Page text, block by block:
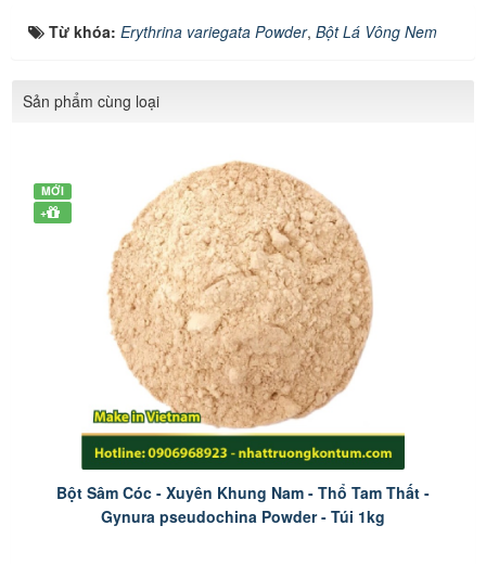
Từ khóa: Erythrina variegata Powder, Bột Lá Vông Nem
Sản phẩm cùng loại
MỚI
+
Bột Sâm Cóc - Xuyên Khung Nam - Thổ Tam Thất -
Gynura pseudochina Powder - Túi 1kg